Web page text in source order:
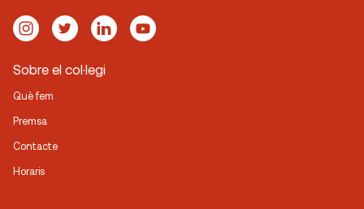
Sobre el col·legi
Què fem
Premsa
Contacte
Horaris